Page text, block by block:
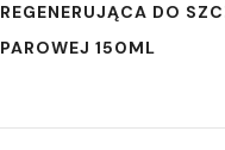
REGENERUJĄCA DO
PAROWEJ 150ML